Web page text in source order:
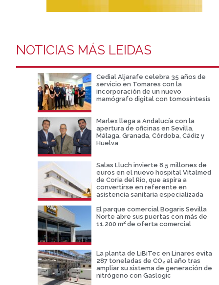
NOTICIAS MÁS LEIDAS
Cedial Aljarafe celebra 35 años de
servicio en Tomares con la
incorporación de un nuevo
mamógrafo digital con tomosíntesis
Marlex llega a Andalucía con la
apertura de oficinas en Sevilla,
Málaga, Granada, Córdoba, Cádiz y
Huelva
Salas Lluch invierte 8,5 millones de
euros en el nuevo hospital Vitalmed
de Coria del Río, que aspira a
convertirse en referente en
asistencia sanitaria especializada
El parque comercial Bogaris Sevilla
Norte abre sus puertas con más de
11.200 m² de oferta comercial
La planta de LiBiTec en Linares evita
287 toneladas de CO₂ al año tras
ampliar su sistema de generación de
nitrógeno con Gaslogic